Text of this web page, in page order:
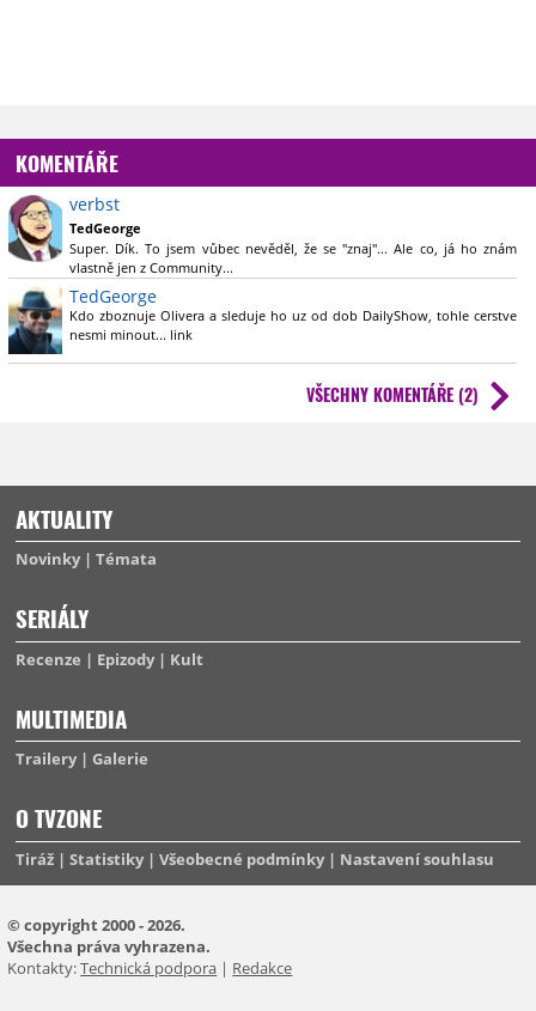
KOMENTÁŘE
verbst
TedGeorge
Super. Dík. To jsem vůbec nevěděl, že se "znaj"... Ale co, já ho znám
vlastně jen z Community...
Anyhoo, dík ještě jednou. Fakt najs.
TedGeorge
Kdo zboznuje Olivera a sleduje ho uz od dob DailyShow, tohle cerstve
nesmi minout... link
VŠECHNY KOMENTÁŘE (2)
AKTUALITY
Novinky Témata
SERIÁLY
Recenze Epizody Kult
MULTIMEDIA
Trailery Galerie
O TVZONE
Tiráž Statistiky Všeobecné podmínky Nastavení souhlasu
© copyright 2000 - 2026.
Všechna práva vyhrazena.
Kontakty:Technická podpora | Redakce